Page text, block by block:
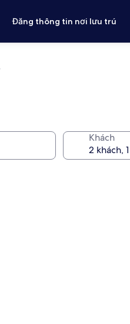
Đăng thông tin nơi lưu trú
Khách